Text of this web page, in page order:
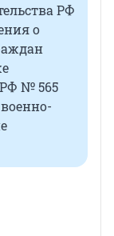
РФ
о
РФ № 565